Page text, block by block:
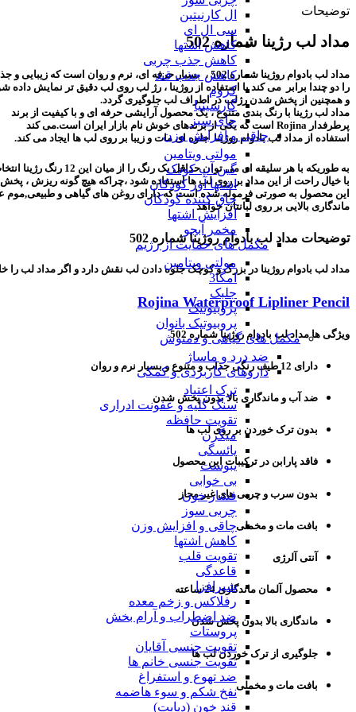
ال کارنیتین
سی ال ای
کاهش اشتها
کاهش جذب چربی
کاهش جذب قند
کروم
گارسینیا
چای سبز
چاقی و افزایش وزن
مولتی ویتامین
گین آپ کودک
اشتها آور کودکان
چاق کننده کودکان
افزایش اشتها
مخمر آبجو
مکمل های حمایت از رژیم
مولتی ویتامین
امگا3
جلبک
پروبیوتیک
پروبیوتیک بانوان
مکمل های گیاهی و دمنوش
ضد درد و ماساژ
داروهای کاربردی و کمکی
ترک اعتیاد
سنگ کلیه و عفونت ادراری
تقویت حافظه
میگرن
یائسگی
یبوست
بی خوابی
فشار خون
چربی سوز
چاقی و افزایش وزن
کاهش اشتها
تقویت قلب
قاعدگی
شیرافزا
رفلاکس و زخم معده
ضد اضطراب و آرام بخش
پروستات
تقویت جنسی آقایان
تقویت جنسی خانم ها
ضد تهوع و استفراغ
نفخ شکم و سوء هاضمه
قند خون (دیابت)
توضیحات
مداد لب رژینا شماره 502
مداد لب بادوام روژینا شماره 502 ، بسیار حرفه ای، نرم و روان است که زیبایی و جذابیت لب ها
را دو چندا برابر می کند با استفاده از روژینا ، رژ‌ لب روی لب دقیق‌ تر نمایش داده
و همچنین از پخش شدن رژ‌لب در اطراف لب جلوگیری گردد.
مداد لب رژینا با رنگ بندی متنوع ، یک محصول آرایشی حرفه ای و با کیفیت از برند
پرطرفدار Rojina است که یکی از برندهای خوش نام بازار ایران است.می کند
استفاده از مداد لب بادوام روژینا جلوه ای مات و زیبا بر روی لب ها ایجاد می کند.
به طوریکه با هر سلیقه ای می توان حداقل یک رنگ را از میان این 12 رنگ رژینا انتخاب کرد.
با خیال راحت از این مداد بر روی لب ها استفاده شود ،چراکه هیچ گونه ریزش ،
این محصول به صورتی فرموله شده است که دارای روغن های گیاهی و طبیعی,موم
ماندگاری بالایی بر روی لبانتان خواهد
توضیحات مداد لب بادوام روژینا شماره 502
مداد لب بادوام روژینا در بزرگ و کوچک جلوه دادن لب نقش دارد و اگر مداد‌ لب را
Rojina Waterproof Lipliner Pencil
ویژگی ها مداد لب بادوام روژینا شماره 502
دارای 12 طیف رنگی جذاب و متنوع و بسیار نرم و روان
ضد آب و ماندگاری بالا بدون پخش شدن
بدون ترک خوردن بر روی لب ها
فاقد پارابن در ترکیبات این محصول
بدون سرب و چربی های غیر مجاز
بافت مات و مخملی
آنتی آلرژی
محصول آلمان ماندگاری 24 ساعته
ماندگاری بالا بدون پخش شدن
جلوگیری از ترک خوردن لب ها
بافت مات و مخملی